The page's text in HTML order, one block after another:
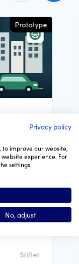
Prototype
og
Stiftet
Privacy policy
to improve our website,
experience. For
settings.
No, adjust